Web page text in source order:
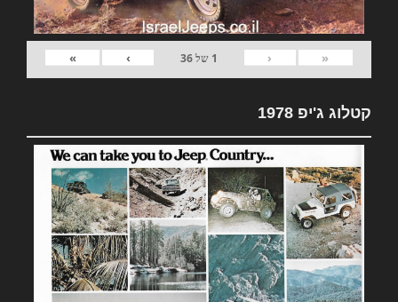
«
‹
1 של36
›
»
קטלוג ג'יפ 1978